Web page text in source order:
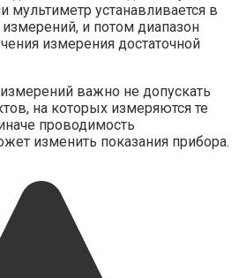
устанавливается в
и потом диапазон
измерения достаточной
важно не допускать
на которых измеряются те
проводимость
изменить показания прибора.